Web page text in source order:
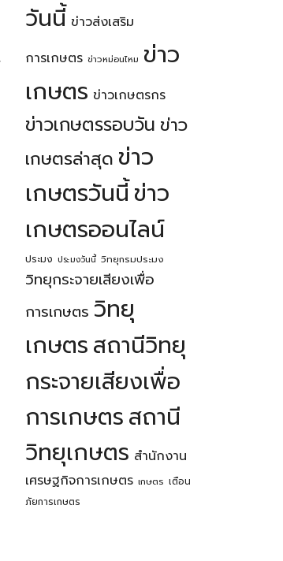
วันนี้ ข่าวส่งเสริม
การเกษตร ข่าวหม่อนไหม ข่าว
เกษตร ข่าวเกษตรกร
ข่าวเกษตรรอบวัน ข่าว
เกษตรล่าสุด ข่าว
เกษตรวันนี้ ข่าว
เกษตรออนไลน์
ประมง ประมงวันนี้ วิทยุกรมประมง
วิทยุกระจายเสียงเพื่อ
การเกษตร วิทยุ
เกษตรสถานีวิทยุ
กระจายเสียงเพื่อ
การเกษตรสถานี
วิทยุเกษตร สำนักงาน
เศรษฐกิจการเกษตร เกษตร เตือน
ภัยการเกษตร